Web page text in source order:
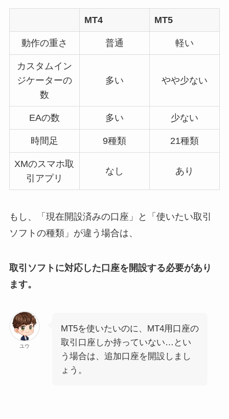
MT4 MT5
動作の重さ 普通 軽い
カスタムイン
ジケーターの
数
多い やや少ない
EAの数 多い 少ない
時間足 9種類 21種類
XMのスマホ取
引アプリ
なし あり
もし、「現在開設済みの口座」と「使いたい取引
ソフトの種類」が違う場合は、
取引ソフトに対応した口座を開設する必要があり
ます。
ユウ
MT5を使いたいのに、MT4用口座の
取引口座しか持っていない…とい
う場合は、追加口座を開設しまし
ょう。